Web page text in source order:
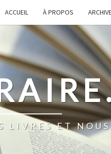
ACCUEIL À PROPOS
LIVRES ET NOUS